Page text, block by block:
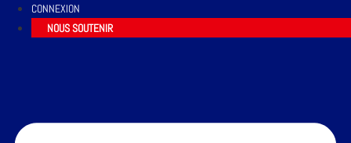
CONNEXION
NOUS SOUTENIR